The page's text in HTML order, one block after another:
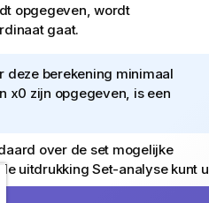
opgegeven, wordt
gaat.
deze berekening minimaal
x0 zijn opgegeven, is een
over de set mogelijke
uitdrukking Set-analyse kunt u